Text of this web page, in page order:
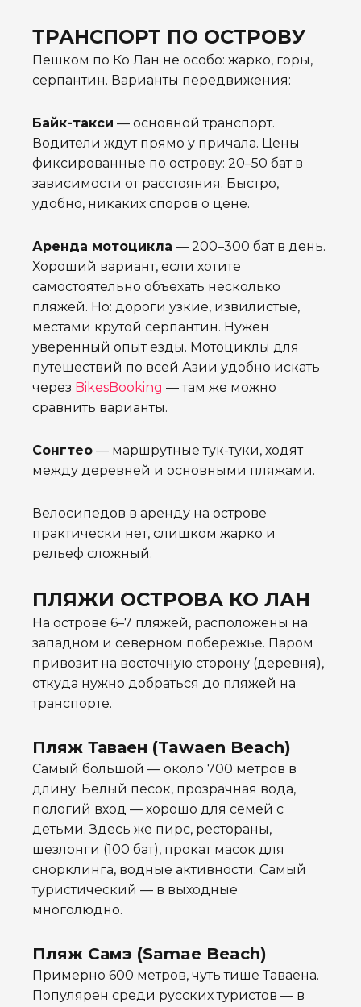
ТРАНСПОРТ ПО ОСТРОВУ
Пешком по Ко Лан не особо: жарко, горы,
серпантин. Варианты передвижения:
Байк-такси — основной транспорт.
Водители ждут прямо у причала. Цены
фиксированные по острову: 20–50 бат в
зависимости от расстояния. Быстро,
удобно, никаких споров о цене.
Аренда мотоцикла — 200–300 бат в день.
Хороший вариант, если хотите
самостоятельно объехать несколько
пляжей. Но: дороги узкие, извилистые,
местами крутой серпантин. Нужен
уверенный опыт езды. Мотоциклы для
путешествий по всей Азии удобно искать
через BikesBooking — там же можно
сравнить варианты.
Сонгтео — маршрутные тук-туки, ходят
между деревней и основными пляжами.
Велосипедов в аренду на острове
практически нет, слишком жарко и
рельеф сложный.
ПЛЯЖИ ОСТРОВА КО ЛАН
На острове 6–7 пляжей, расположены на
западном и северном побережье. Паром
привозит на восточную сторону (деревня),
откуда нужно добраться до пляжей на
транспорте.
Пляж Таваен (Tawaen Beach)
Самый большой — около 700 метров в
длину. Белый песок, прозрачная вода,
пологий вход — хорошо для семей с
детьми. Здесь же пирс, рестораны,
шезлонги (100 бат), прокат масок для
снорклинга, водные активности. Самый
туристический — в выходные
многолюдно.
Пляж Самэ (Samae Beach)
Примерно 600 метров, чуть тише Таваена.
Популярен среди русских туристов — в